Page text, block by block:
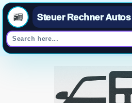
Steuer Rechner Autos